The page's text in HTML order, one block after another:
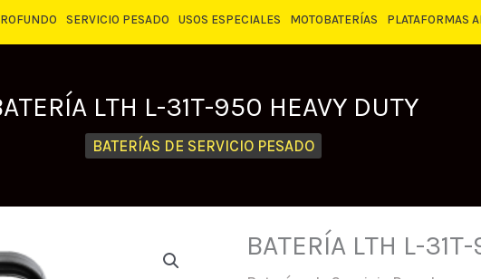
SERVICIO PESADO USOS ESPECIALES MOTOBATERÍAS PLATAFORMAS
LTH L-31T-950 HEAVY DUTY
BATERÍAS DE SERVICIO PESADO
BATERÍA LTH L-